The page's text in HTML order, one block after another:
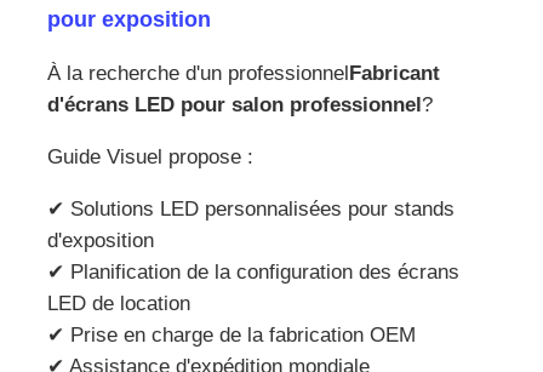
pour exposition
À la recherche d'un professionnel Fabricant
d'écrans LED pour salon professionnel ?
Guide Visuel propose :
✔ Solutions LED personnalisées pour stands
d'exposition
✔ Planification de la configuration des écrans
LED de location
✔ Prise en charge de la fabrication OEM
✔ Assistance d'expédition mondiale